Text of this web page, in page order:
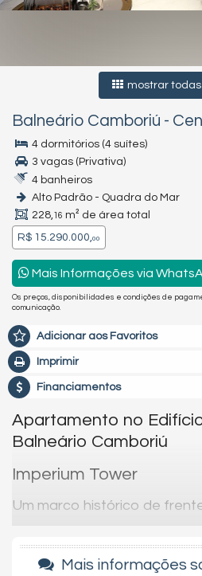
mostrar
Balneário Camboriú -
4 dormitórios (4 suítes)
3 vagas (Privativa)
4 banheiros
Alto Padrão - Quadra do Mar
228,16 m² de área total
R$ 15.290.000,00
Mais Informações via
Os preços, disponibilidades e condições de
comunicação.
Adicionar aos Favoritos
Imprimir
Financiamentos
Apartamento no
Balneário Camboriú
Imperium Tower
Um marco histórico de
Com uma releitura contemporânea
Mais informações